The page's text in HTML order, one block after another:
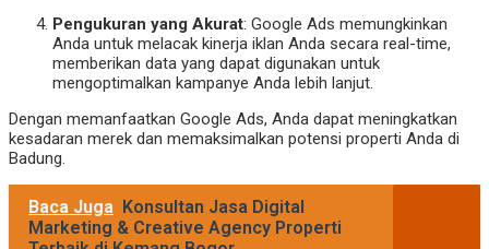
Pengukuran yang Akurat: Google Ads memungkinkan
Anda untuk melacak kinerja iklan Anda secara real-time,
memberikan data yang dapat digunakan untuk
mengoptimalkan kampanye Anda lebih lanjut.
Dengan memanfaatkan Google Ads, Anda dapat meningkatkan
kesadaran merek dan memaksimalkan potensi properti Anda di
Badung.
Baca Juga Konsultan Jasa Digital
Marketing & Creative Agency Properti